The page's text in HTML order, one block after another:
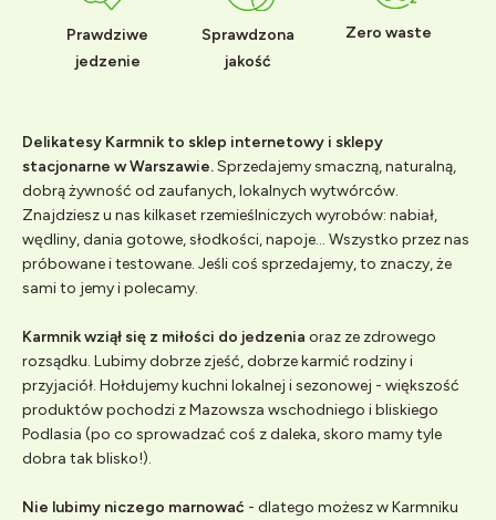
Prawdziwe
jedzenie
Sprawdzona
jakość
Zero waste
Delikatesy Karmnik to sklep internetowy i sklepy
stacjonarne w Warszawie.Sprzedajemy smaczną, naturalną,
dobrą żywność od zaufanych, lokalnych wytwórców.
Znajdziesz u nas kilkaset rzemieślniczych wyrobów: nabiał,
wędliny, dania gotowe, słodkości, napoje... Wszystko przez nas
próbowane i testowane. Jeśli coś sprzedajemy, to znaczy, że
sami to jemy i polecamy.
Karmnik wziął się z miłości do jedzenia oraz ze zdrowego
rozsądku. Lubimy dobrze zjeść, dobrze karmić rodziny i
przyjaciół. Hołdujemy kuchni lokalnej i sezonowej - większość
produktów pochodzi z Mazowsza wschodniego i bliskiego
Podlasia (po co sprowadzać coś z daleka, skoro mamy tyle
dobra tak blisko!).
Nie lubimy niczego marnować - dlatego możesz w Karmniku